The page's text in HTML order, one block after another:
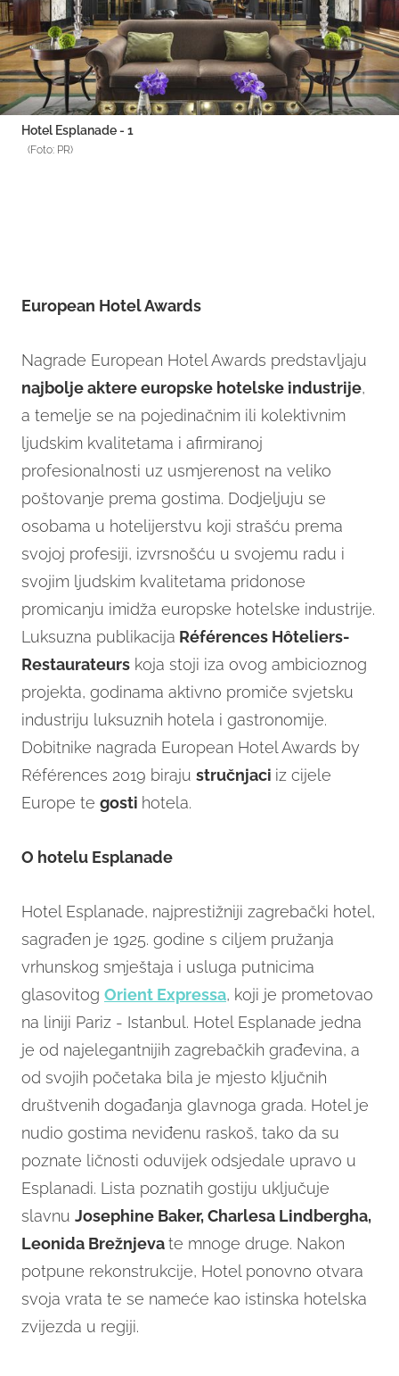
Hotel Esplanade - 1
(Foto: PR)
European Hotel Awards
Nagrade European Hotel Awards predstavljaju
najbolje aktere europske hotelske industrije,
a temelje se na pojedinačnim ili kolektivnim
ljudskim kvalitetama i afirmiranoj
profesionalnosti uz usmjerenost na veliko
poštovanje prema gostima. Dodjeljuju se
osobama u hotelijerstvu koji strašću prema
svojoj profesiji, izvrsnošću u svojemu radu i
svojim ljudskim kvalitetama pridonose
promicanju imidža europske hotelske industrije.
Luksuzna publikacija Références Hôteliers-
Restaurateurs koja stoji iza ovog ambicioznog
projekta, godinama aktivno promiče svjetsku
industriju luksuznih hotela i gastronomije.
Dobitnike nagrada European Hotel Awards by
Références 2019 biraju stručnjaci iz cijele
Europe te gosti hotela.
O hotelu Esplanade
Hotel Esplanade, najprestižniji zagrebački hotel,
sagrađen je 1925. godine s ciljem pružanja
vrhunskog smještaja i usluga putnicima
glasovitog Orient Expressa, koji je prometovao
na liniji Pariz - Istanbul. Hotel Esplanade jedna
je od najelegantnijih zagrebačkih građevina, a
od svojih početaka bila je mjesto ključnih
društvenih događanja glavnoga grada. Hotel je
nudio gostima neviđenu raskoš, tako da su
poznate ličnosti oduvijek odsjedale upravo u
Esplanadi. Lista poznatih gostiju uključuje
slavnu Josephine Baker, Charlesa Lindbergha,
Leonida Brežnjevate mnoge druge. Nakon
potpune rekonstrukcije, Hotel ponovno otvara
svoja vrata te se nameće kao istinska hotelska
zvijezda u regiji.